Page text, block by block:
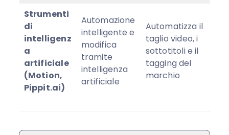
Strumenti
di
intelligenz
a
artificiale
(Motion,
Pippit.ai)
Automazione
intelligente e
modifica
tramite
intelligenza
artificiale
Automatizza il
taglio video, i
sottotitoli e il
tagging del
marchio